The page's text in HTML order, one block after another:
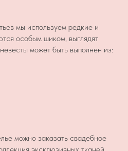
мы используем редкие и
особым шиком, выглядят
может быть выполнен из:
можно заказать свадебное